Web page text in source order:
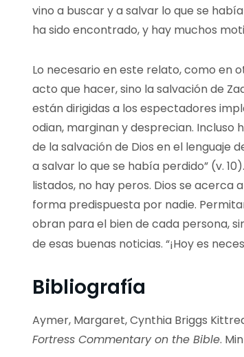
vino a buscar y a salvar lo que se
ha sido encontrado, y hay muchos
Lo necesario en este relato, como en
acto que hacer, sino la salvación de
están dirigidas a los espectadores
odian, marginan y desprecian.
de la salvación de Dios en el lenguaje
a salvar lo que se había perdido” (v.
listados, no hay peros. Dios se acerca
forma predispuesta por nadie.
obran para el bien de cada persona,
de esas buenas noticias. “¡Hoy es
Bibliografía
Aymer, Margaret, Cynthia Briggs
Fortress Commentary on the Bible.